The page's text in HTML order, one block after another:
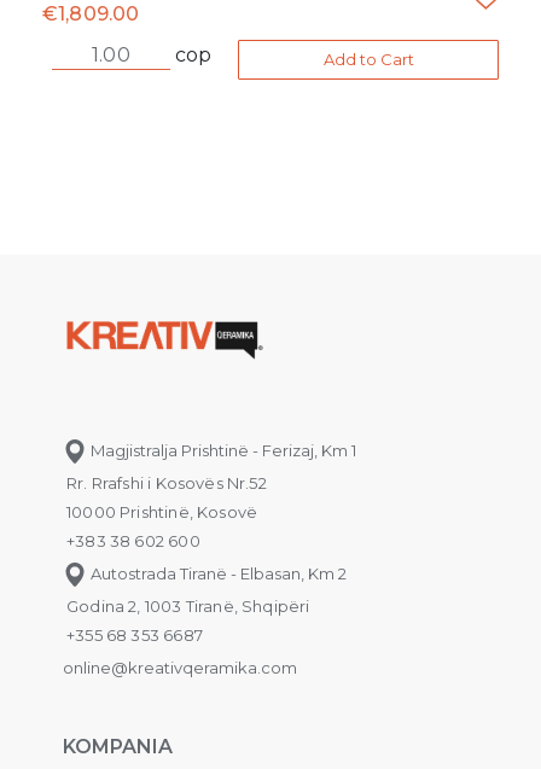
€1,809.00
cop
Add to Cart
Magjistralja Prishtinë - Ferizaj, Km 1
Rr. Rrafshi i Kosovës Nr.52
10000 Prishtinë, Kosovë
+383 38 602 600
Autostrada Tiranë - Elbasan, Km 2
Godina 2, 1003 Tiranë, Shqipëri
+355 68 353 6687
online@kreativqeramika.com
KOMPANIA